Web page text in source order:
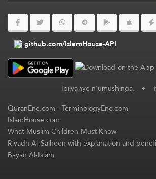
github.com/IslamHouse-API
Ibijyanye n'umushinga. •
QuranEnc.com-TerminologyEnc.com
IslamHouse.com
What Muslim Children Must Know
Riyadh Al-Salheen with explanation and
Bayan Al-Islam